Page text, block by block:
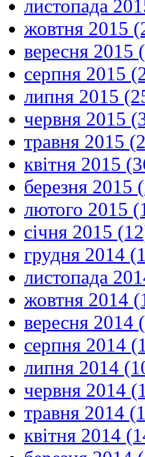
листопада
жовтня 2015
вересня 2015
серпня 2015
липня 2015
червня 2015
травня 2015
квітня 2015
березня 2015
лютого 2015
січня 2015
грудня 2014
листопада
жовтня 2014
вересня 2014
серпня 2014
липня 2014
червня 2014
травня 2014
квітня 2014